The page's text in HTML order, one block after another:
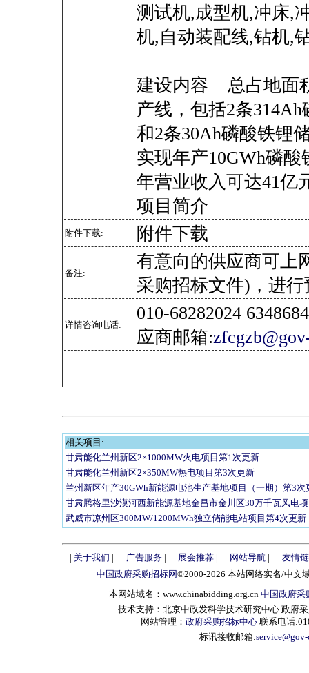
测试机,成型机,冲床,
机,自动装配线,钻机,
建设内容 总占地面
产线，包括2条
和2条30Ah磷酸铁锂
实现年产10GWh磷
年营业收入可达41亿
项目简介
附件下载: 附件下载
备注:
有意向的供应商可上
采购招标文件)，进
详情咨询电话:
010-68282024
应商邮箱:
相关项目:
甘肃能化兰州新区2×1000MW火电项目第1次更新
甘肃能化兰州新区2×350MW热电项目第3次更新
兰州新区年产30GWh新能源电池生产基地项目（一期）第3次
甘肃腾格里沙漠河西新能源基地金昌市金川区30万千瓦风电
武威市凉州区300MW/1200MWh独立储能电站项目第4次更新
| 关于我们 | 广告服务| 展会推荐| 网站导航 |
友情
中国政府采购招标网©2000-2026 本站网络实名/中文
本网站域名：www.chinabidding.org.cn 中国政府采
技术支持：北京中政发科学技术研究中心 政府
网站管理： 政府采购招标中心 联系电话
标讯接收邮箱: